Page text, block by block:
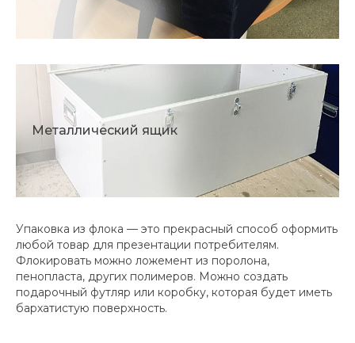
Металлический ящик
Упаковка из флока — это прекрасный способ оформить
любой товар для презентации потребителям.
Флокировать можно ложемент из поролона,
пенопласта, других полимеров. Можно создать
подарочный футляр или коробку, которая будет иметь
бархатистую поверхность.